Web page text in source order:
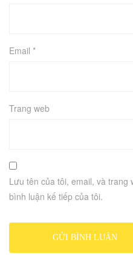
Email *
Trang web
Lưu tên của tôi, email, và trang
bình luận kế tiếp của tôi.